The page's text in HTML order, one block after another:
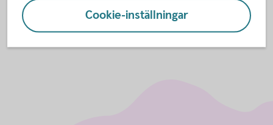
Cookie-inställningar